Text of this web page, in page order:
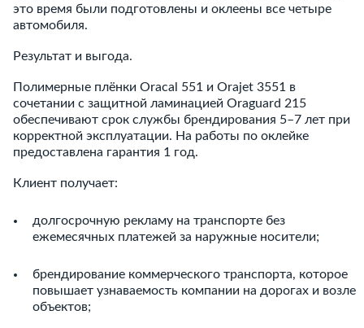
это время были подготовлены и оклеены все четыре
автомобиля.
Результат и выгода.
Полимерные плёнки Oracal 551 и Orajet 3551 в
сочетании с защитной ламинацией Oraguard 215
обеспечивают срок службы брендирования 5–7 лет при
корректной эксплуатации. На работы по оклейке
предоставлена гарантия 1 год.
Клиент получает:
долгосрочную рекламу на транспорте без
ежемесячных платежей за наружные носители;
брендирование коммерческого транспорта, которое
повышает узнаваемость компании на дорогах и возле
объектов;